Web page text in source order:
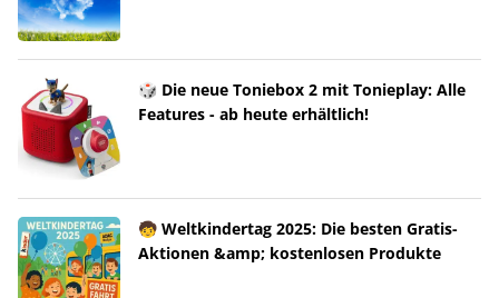
🎲 Die neue Toniebox 2 mit Tonieplay: Alle
Features - ab heute erhältlich!
🧒 Weltkindertag 2025: Die besten Gratis-
Aktionen &amp; kostenlosen Produkte